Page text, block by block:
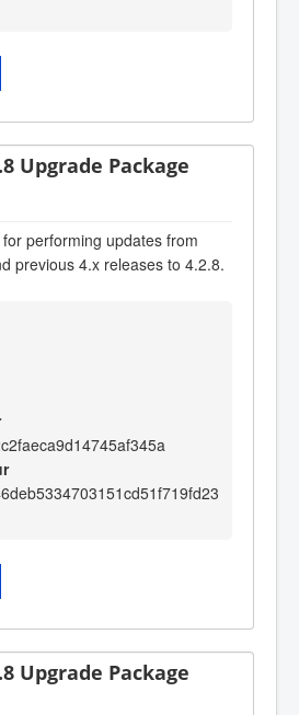
Upgrade Package
performing updates from
previous 4.x releases to 4.2.8.
Upgrade Package